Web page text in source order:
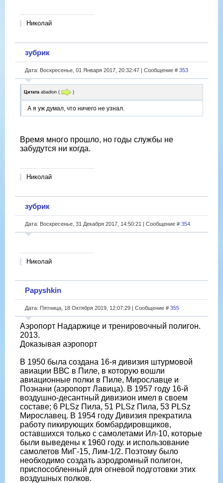
Николай
зубрик
Дата: Воскресенье, 01 Января 2017, 20:32:47 | Сообщение # 353
Цитата abadion ( )
А я уж думал, что ничего не узнал.
Время много прошло, но годы службы не
забудутся ни когда.
Николай
зубрик
Дата: Воскресенье, 31 Декабря 2017, 14:50:21 | Сообщение # 354
Николай
Papyshkin
Дата: Пятница, 18 Октября 2019, 12:07:29 | Сообщение # 355
Аэропорт Надаржице и тренировочный полигон.
2013.
Доказывая аэропорт
В 1950 была создана 16-я дивизия штурмовой
авиации ВВС в Пиле, в которую вошли
авиационные полки в Пиле, Мирославце и
Познани (аэропорт Лавица). В 1957 году 16-й
воздушно-десантный дивизион имел в своем
составе; 6 PLSz Пила, 51 PLSz Пила, 53 PLSz
Мирославец. В 1954 году Дивизия прекратила
работу пикирующих бомбардировщиков,
оставшихся только с самолетами Ил-10, которые
были выведены к 1960 году. и использование
самолетов МиГ-15, Лим-1/2. Поэтому было
необходимо создать аэродромный полигон,
приспособленный для огневой подготовки этих
воздушных полков.